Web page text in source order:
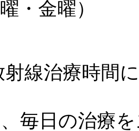
・金曜）
射線治療時間
毎日の治療